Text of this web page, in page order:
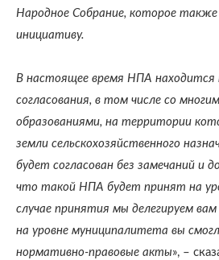
Народное Собрание, которое
инициативу.
В настоящее время НПА находится
согласования, в том числе со
образованиями, на территории
земли сельскохозяйственного
будет согласован без замечаний и
что такой НПА будет принят на
случае принятия мы делегируем
на уровне муниципалитета вы
нормативно-правовые акты», –